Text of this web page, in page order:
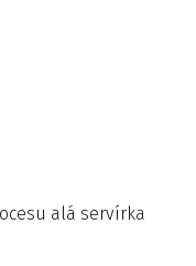
alá servírka